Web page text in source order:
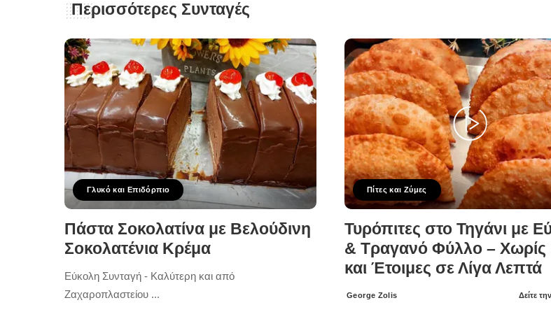
Περισσότερες Συνταγές
Γλυκό και Επιδόρπιο
Πάστα Σοκολατίνα με Βελούδινη
Σοκολατένια Κρέμα
Εύκολη Συνταγή - Καλύτερη και από
Ζαχαροπλαστείου ...
Πίτες και Ζύμες
Τυρόπιτες στο Τηγάνι με
& Τραγανό Φύλλο – Χωρίς
και Έτοιμες σε Λίγα Λεπτά
Posted
George Zolis Δείτε